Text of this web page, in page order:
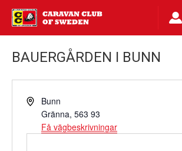
BAUERGÅRDEN I BUNN
AdressBunn
Gränna, 563 93
Få vägbeskrivningar